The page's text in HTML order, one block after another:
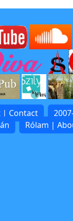
| Contact
Rólam |